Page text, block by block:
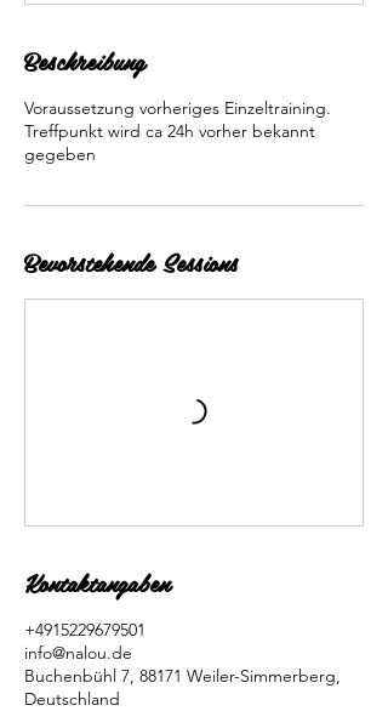
Beschreibung
Voraussetzung vorheriges Einzeltraining.
Treffpunkt wird ca 24h vorher bekannt
gegeben
Bevorstehende Sessions
Kontaktangaben
+4915229679501
info@nalou.de
Buchenbühl 7, 88171 Weiler-Simmerberg,
Deutschland